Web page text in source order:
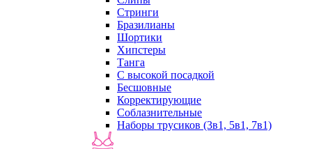
Стринги
Бразилианы
Шортики
Хипстеры
Танга
С высокой посадкой
Бесшовные
Корректирующие
Соблазнительные
Наборы трусиков (3в1, 5в1, 7в1)